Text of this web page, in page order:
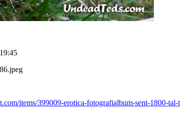
items/399009-erotica-fotografialbum-sent-1800-